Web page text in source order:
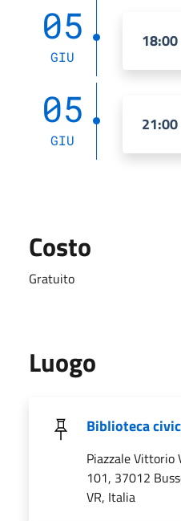
05
GIU
05
GIU
Costo
Gratuito
Luogo
Biblioteca
Piazzale Vittorio
101, 37012
VR, Italia